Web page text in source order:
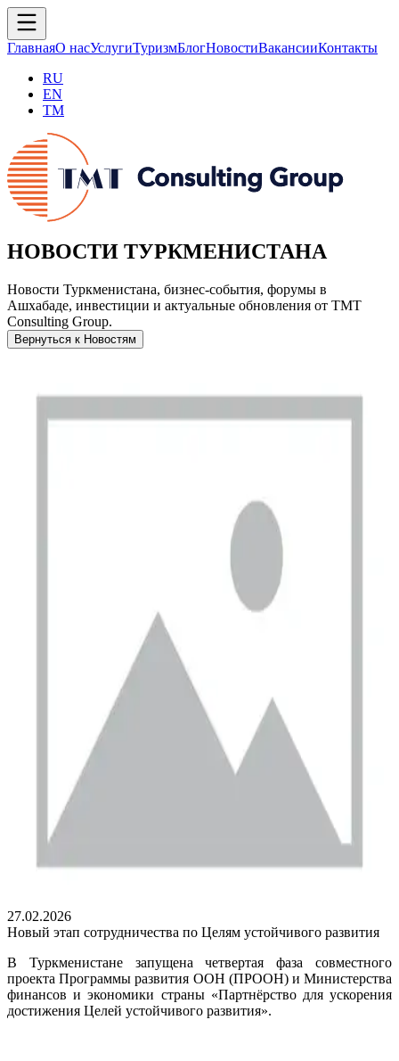
ГлавнаяО насУслугиТуризмБлогНовостиВакансииКонтакты
RU
EN
TM
НОВОСТИ ТУРКМЕНИСТАНА
Новости Туркменистана, бизнес-события, форумы в
Ашхабаде, инвестиции и актуальные обновления от TMT
Consulting Group.
Вернуться к Новостям
27.02.2026
Новый этап сотрудничества по Целям устойчивого развития
В Туркменистане запущена четвертая фаза совместного
проекта Программы развития ООН (ПРООН) и Министерства
финансов и экономики страны «Партнёрство для ускорения
достижения Целей устойчивого развития».